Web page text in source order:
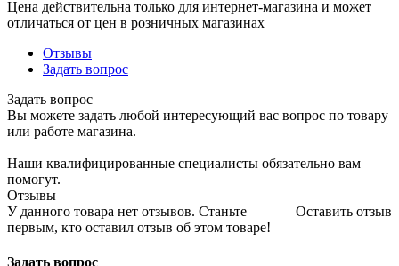
Цена действительна только для интернет-магазина и может
отличаться от цен в розничных магазинах
Отзывы
Задать вопрос
Задать вопрос
Вы можете задать любой интересующий вас вопрос по товару
или работе магазина.
Наши квалифицированные специалисты обязательно вам
помогут.
Отзывы
Оставить отзыв
У данного товара нет отзывов. Станьте
первым, кто оставил отзыв об этом товаре!
Задать вопрос